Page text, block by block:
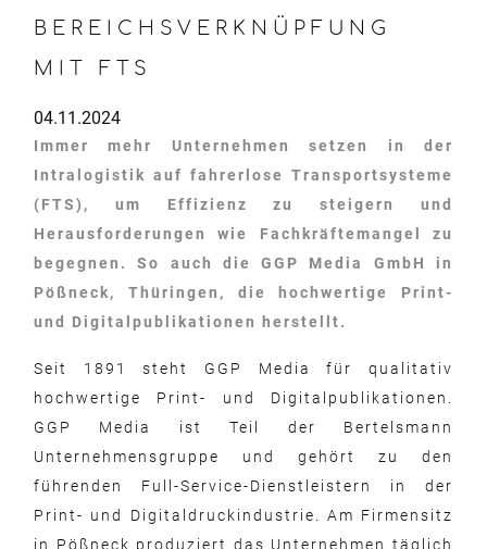
BEREICHSVERKNÜPFUNG
MIT FTS
04.11.2024
Immer mehr Unternehmen setzen in der
Intralogistik auf fahrerlose Transportsysteme
(FTS), um Effizienz zu steigern und
Herausforderungen wie Fachkräftemangel zu
begegnen. So auch die GGP Media GmbH in
Pößneck, Thüringen, die hochwertige Print-
und Digitalpublikationen herstellt.
Seit 1891 steht GGP Media für qualitativ
hochwertige Print- und Digitalpublikationen.
GGP Media ist Teil der Bertelsmann
Unternehmensgruppe und gehört zu den
führenden Full-Service-Dienstleistern in der
Print- und Digitaldruckindustrie. Am Firmensitz
in Pößneck produziert das Unternehmen täglich